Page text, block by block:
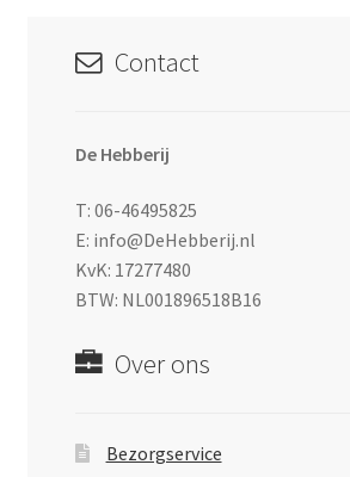
Contact
De Hebberij
T: 06-46495825
E: info@DeHebberij.nl
KvK: 17277480
BTW: NL001896518B16
Over ons
Bezorgservice